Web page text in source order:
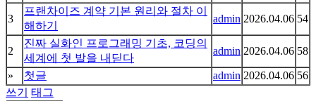
3
프랜차이즈 계약 기본 원리와 절차 이
해하기
admin 2026.04.06 54
2
진짜 실화인 프로그래밍 기초, 코딩의
세계에 첫 발을 내딛다
admin 2026.04.06 58
» 첫글 admin 2026.04.06 56
쓰기
태그